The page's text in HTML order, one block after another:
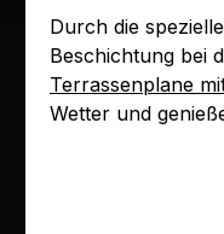
Durch die
Beschichtung bei
Terrassenplane
Wetter und